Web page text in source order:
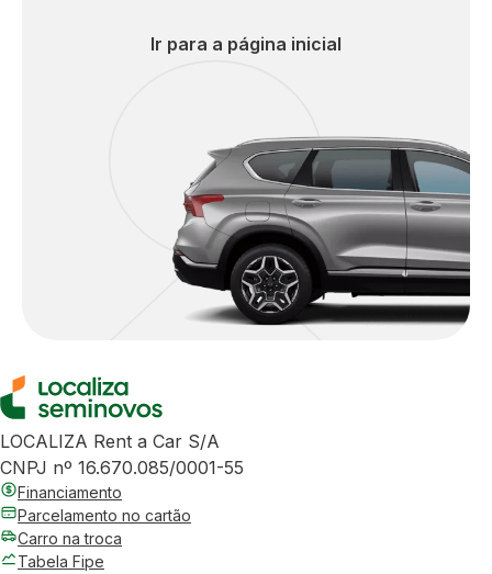
Ir para a página inicial
LOCALIZA Rent a Car S/A
CNPJ nº 16.670.085/0001-55
Financiamento
Parcelamento no cartão
Carro na troca
Tabela Fipe